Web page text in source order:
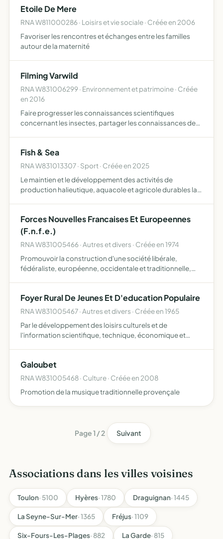
Etoile De Mere
RNA W811000286 · Loisirs et vie sociale · Créée en 2006
Favoriser les rencontres et échanges entre les familles
autour de la maternité
Filming Varwild
RNA W831006299 · Environnement et patrimoine · Créée
en 2016
Faire progresser les connaissances scientifiques
concernant les insectes, partager les connaissances des
d…
Fish & Sea
RNA W831013307 · Sport · Créée en 2025
Le maintien et le développement des activités de
production halieutique, aquacole et agricole durables la
achats, équipements …
Forces Nouvelles Francaises Et Europeennes
(F.n.f.e.)
RNA W831005466 · Autres et divers · Créée en 1974
Promouvoir la construction d'une société libérale,
fédéraliste, européenne, occidentale et traditionnelle,
Foyer Rural De Jeunes Et D'education Populaire
RNA W831005467 · Autres et divers · Créée en 1965
Par le développement des loisirs culturels et de
l'information scientifique, technique, économique et
Galoubet
RNA W831005468 · Culture · Créée en 2008
Promotion de la musique traditionnelle provençale
Page 1 / 2 Suivant
Associations dans les villes voisines
Toulon· 5100 Hyères· 1780 Draguignan· 1445
La Seyne-Sur-Mer· 1365 Fréjus· 1109
Six-Fours-Les-Plages· 882 La Garde· 815